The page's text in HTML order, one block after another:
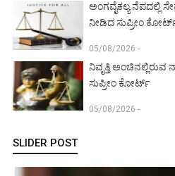
ಅಂಗವೈಕಲ್ಯ ನೆಪದಲ್ಲಿ
ನೀಡಿದ ಸುಪ್ರೀಂ
05/08/2026 -
ನಿವೃತ್ತಿ ಅಂಚಿನಲ್ಲಿರುವ
ಸುಪ್ರೀಂ ಕೋರ್ಟ್‌
05/08/2026 -
SLIDER POST